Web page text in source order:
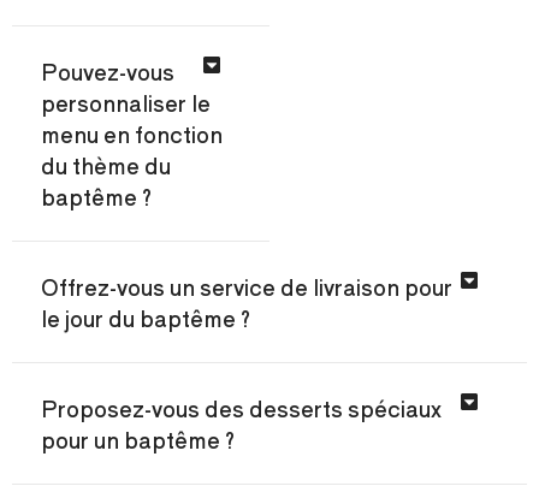
Pouvez-vous
personnaliser le
menu en fonction
du thème du
baptême ?
Offrez-vous un service de livraison pour
le jour du baptême ?
Proposez-vous des desserts spéciaux
pour un baptême ?